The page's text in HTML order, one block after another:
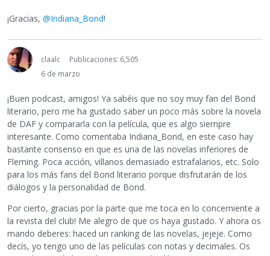
¡Gracias, @Indiana_Bond!
claalc
Publicaciones: 6,505
6 de marzo
¡Buen podcast, amigos! Ya sabéis que no soy muy fan del Bond
literario, pero me ha gustado saber un poco más sobre la novela
de DAF y compararla con la película, que es algo siempre
interesante. Como comentaba Indiana_Bond, en este caso hay
bastante consenso en que es una de las novelas inferiores de
Fleming. Poca acción, villanos demasiado estrafalarios, etc. Solo
para los más fans del Bond literario porque disfrutarán de los
diálogos y la personalidad de Bond.
Por cierto, gracias por la parte que me toca en lo concerniente a
la revista del club! Me alegro de que os haya gustado. Y ahora os
mando deberes: haced un ranking de las novelas, jejeje. Como
decís, yo tengo uno de las películas con notas y decimales. Os